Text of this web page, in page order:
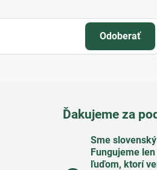
Odoberať
Ďakujeme za
Sme
Fungujeme
ľuďom, ktorí